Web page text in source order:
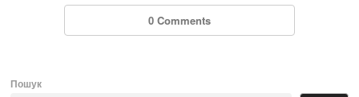
0 Comments
Пошук